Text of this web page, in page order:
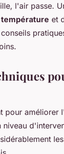
l'air passe.
et
pour
niveau